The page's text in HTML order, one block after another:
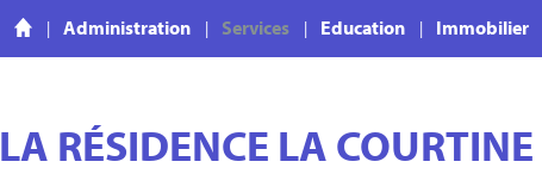
Administration Services Education Immobilier
LA RÉSIDENCE LA COURTINE